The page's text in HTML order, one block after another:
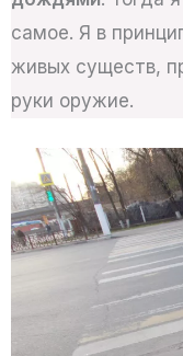
самое. Я в
живых существ,
руки оружие.